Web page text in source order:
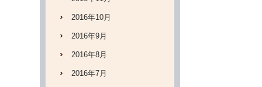
2016年10月
2016年9月
2016年8月
2016年7月